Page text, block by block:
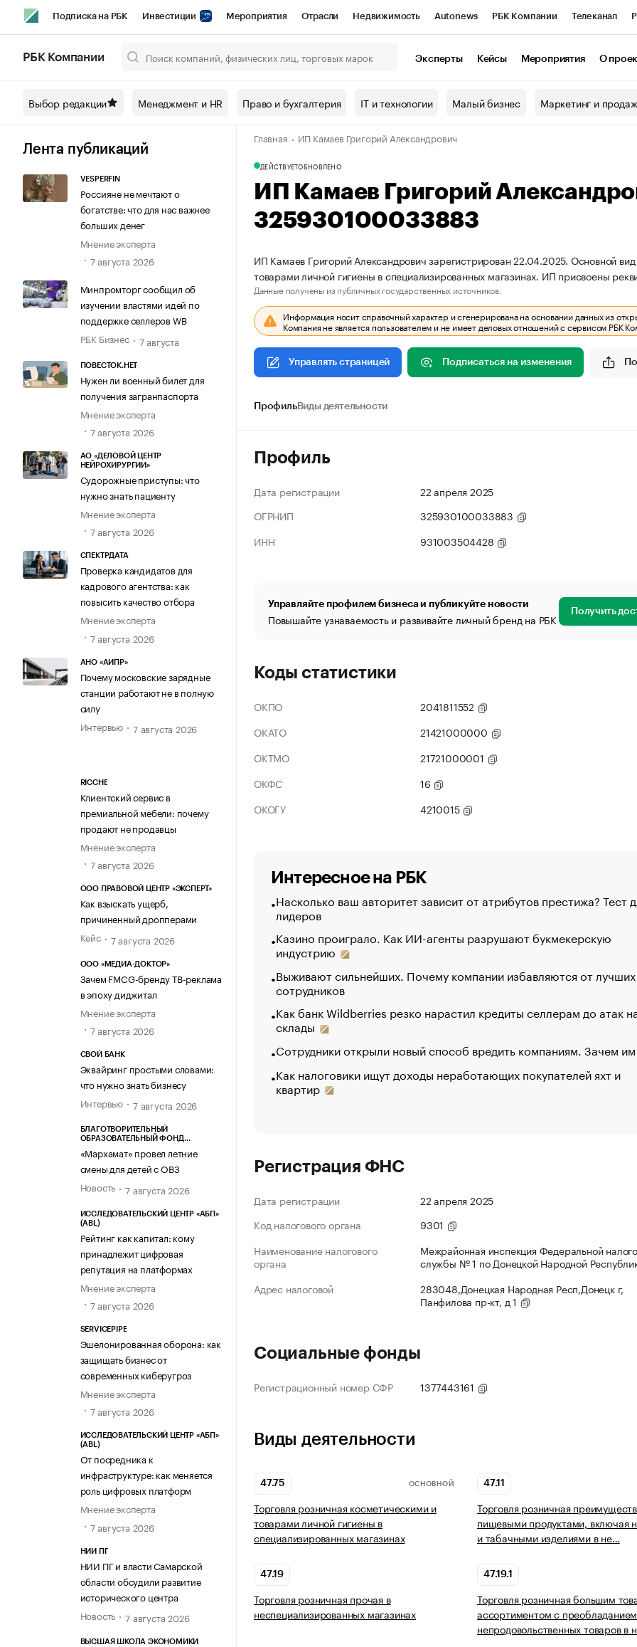
Подписка на РБК Инвестиции Мероприятия Отрасли Недвижимость Autonews РБК Компании Телеканал
Спецпроекты СПб Конференции СПб Спецпроекты Проверка контрагентов
Технологии и медиа Рынок наличной валюты
РБК Компании Эксперты Кейсы Мероприятия О
Выбор редакции Менеджмент и HR Право и бухгалтерия IT и технологии Малый бизнес Маркетинг и
Лента публикаций
VESPERFIN
Россияне не мечтают о
богатстве: что для нас важнее
больших денег
Мнение эксперта
7 августа 2026
Минпромторг сообщил об
изучении властями идей по
поддержке селлеров WB
РБК Бизнес
7 августа
ПОВЕСТОК.НЕТ
Нужен ли военный билет для
получения загранпаспорта
Мнение эксперта
7 августа 2026
АО «ДЕЛОВОЙ ЦЕНТР
НЕЙРОХИРУРГИИ»
Судорожные приступы: что
нужно знать пациенту
Мнение эксперта
7 августа 2026
СПЕКТРДАТА
Проверка кандидатов для
кадрового агентства: как
повысить качество отбора
Мнение эксперта
7 августа 2026
АНО «АИПР»
Почему московские зарядные
станции работают не в полную
силу
Интервью
7 августа 2026
RICCHE
Клиентский сервис в
премиальной мебели: почему
продают не продавцы
Мнение эксперта
7 августа 2026
ООО ПРАВОВОЙ ЦЕНТР «ЭКСПЕРТ»
Как взыскать ущерб,
причиненный дропперами
Кейс
7 августа 2026
ООО «МЕДИА-ДОКТОР»
Зачем FMCG-бренду ТВ-реклама
в эпоху диджитал
Мнение эксперта
7 августа 2026
СВОЙ БАНК
Эквайринг простыми словами:
что нужно знать бизнесу
Интервью
7 августа 2026
БЛАГОТВОРИТЕЛЬНЫЙ
ОБРАЗОВАТЕЛЬНЫЙ ФОНД
«Мархамат» провел летние
смены для детей с ОВЗ
Новость
7 августа 2026
ИССЛЕДОВАТЕЛЬСКИЙ ЦЕНТР «АБП»
(ABL)
Рейтинг как капитал: кому
принадлежит цифровая
репутация на платформах
Мнение эксперта
7 августа 2026
SERVICEPIPE
Эшелонированная оборона: как
защищать бизнес от
современных киберугроз
Мнение эксперта
7 августа 2026
ИССЛЕДОВАТЕЛЬСКИЙ ЦЕНТР «АБП»
(ABL)
От посредника к
инфраструктуре: как меняется
роль цифровых платформ
Мнение эксперта
7 августа 2026
НИИ ПГ
НИИ ПГ и власти Самарской
области обсудили развитие
исторического центра
Новость
7 августа 2026
ВЫСШАЯ ШКОЛА ЭКОНОМИКИ
Главная ИП Камаев Григорий Александрович
ДЕЙСТВУЕТОБНОВЛЕНО
ИП Камаев Григорий
325930100033883
ИП Камаев Григорий Александрович зарегистрирован 22.04.2025. Основной
товарами личной гигиены в специализированных магазинах. ИП присвоены
Данные получены из публичных государственных источников.
Информация носит справочный характер и сгенерирована на основании данных из
Компания не является пользователем и не имеет деловых отношений с сервисом РБК
Управлять страницей Подписаться на изменения
ПрофильВиды деятельности
Профиль
Дата регистрации
22 апреля 2025
ОГРНИП
325930100033883
ИНН
931003504428
Управляйте профилем бизнеса и публикуйте новости
Повышайте узнаваемость и развивайте личный бренд на РБК Получить
Коды статистики
ОКПО
2041811552
ОКАТО
21421000000
ОКТМО
21721000001
ОКФС
16
ОКОГУ
4210015
Интересное на РБК
Насколько ваш авторитет зависит от атрибутов престижа? Тест
лидеров
Казино проиграло. Как ИИ-агенты разрушают букмекерскую
индустрию
Выживают сильнейших. Почему компании избавляются от лучших
сотрудников
Как банк Wildberries резко нарастил кредиты селлерам до атак
склады
Сотрудники открыли новый способ вредить компаниям. Зачем
Как налоговики ищут доходы неработающих покупателей яхт и
квартир
Регистрация ФНС
Дата регистрации
22 апреля 2025
Код налогового органа
9301
Наименование налогового
органа
Межрайонная инспекция Федеральной
службы № 1 по Донецкой Народной
Адрес налоговой
283048,Донецкая Народная Респ,Донецк г,
Панфилова пр-кт, д 1
Социальные фонды
Регистрационный номер СФР 1377443161
Виды деятельности
47.75 ОСНОВНОЙ
Торговля розничная косметическими и
товарами личной гигиены в
специализированных магазинах
47.11
Торговля розничная
пищевыми продуктами, включая
и табачными изделиями в не…
47.19
Торговля розничная прочая в
неспециализированных магазинах
47.19.1
Торговля розничная большим
ассортиментом с преобладанием
непродовольственных товаров в